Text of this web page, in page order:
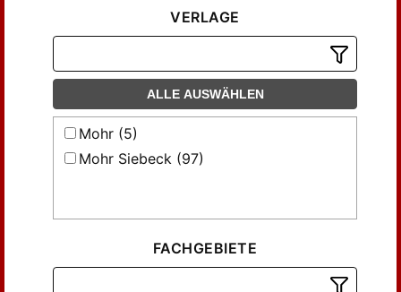
VERLAGE
ALLE AUSWÄHLEN
Mohr (5)
Mohr Siebeck (97)
FACHGEBIETE